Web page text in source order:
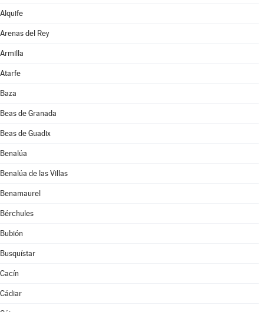
Alquife
Arenas del Rey
Armilla
Atarfe
Baza
Beas de Granada
Beas de Guadix
Benalúa
Benalúa de las Villas
Benamaurel
Bérchules
Bubión
Busquístar
Cacín
Cádiar